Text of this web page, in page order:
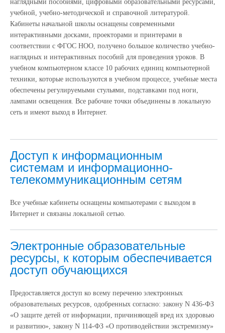
наглядными пособиями, цифровыми образовательными ресурсами,
учебной, учебно-методической и справочной литературой.
Кабинеты начальной школы оснащены современными
интерактивными досками, проекторами и принтерами в
соответствии с ФГОС НОО, получено большое количество учебно-
наглядных и интерактивных пособий для проведения уроков. В
учебном компьютерном классе 10 рабочих единиц компьютерной
техники, которые используются в учебном процессе, учебные места
обеспечены регулируемыми стульями, подставками под ноги,
лампами освещения. Все рабочие точки объединены в локальную
сеть и имеют выход в Интернет.
Доступ к информационным
системам и информационно-
телекоммуникационным сетям
Все учебные кабинеты оснащены компьютерами с выходом в
Интернет и связаны локальной сетью.
Электронные образовательные
ресурсы, к которым обеспечивается
доступ обучающихся
Предоставляется доступ ко всему переченю электронных
образовательных ресурсов, одобренных согласно: закону N 436-ФЗ
«О защите детей от информации, причиняющей вред их здоровью
и развитию», закону N 114-ФЗ «О противодействии экстремизму»